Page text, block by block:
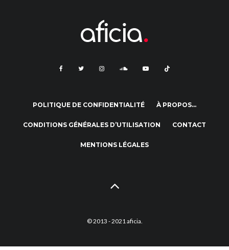
POLITIQUE DE CONFIDENTIALITÉ À PROPOS…
CONDITIONS GÉNÉRALES D’UTILISATION CONTACT
MENTIONS LÉGALES
© 2013 - 2021 aficia.